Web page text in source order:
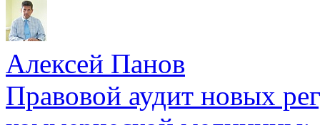
Алексей Панов
Правовой аудит новых